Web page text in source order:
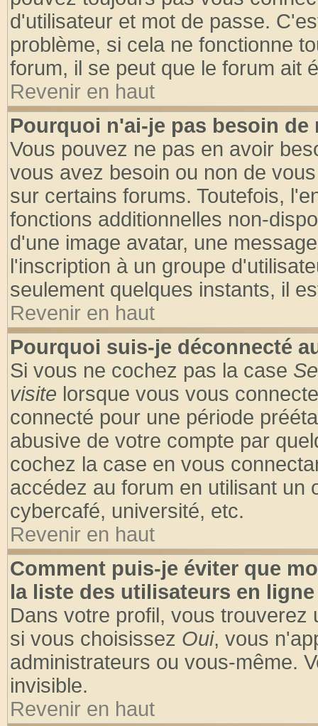
d'utilisateur et mot de passe.
problème, si cela ne fonctionne
forum, il se peut que le forum ait
Revenir en haut
Pourquoi n'ai-je pas besoin de
Vous pouvez ne pas en avoir
vous avez besoin ou non de
sur certains forums. Toutefois,
fonctions additionnelles non-
d'une image avatar, une
l'inscription à un groupe
seulement quelques instants, il
Revenir en haut
Pourquoi suis-je déconnecté
Si vous ne cochez pas la case
visite lorsque vous vous
connecté pour une période
abusive de votre compte par
cochez la case en vous
accédez au forum en utilisant un
cybercafé, université, etc.
Revenir en haut
Comment puis-je éviter que
la liste des utilisateurs en
Dans votre profil, vous trouverez
si vous choisissez Oui, vous
administrateurs ou vous-même.
invisible.
Revenir en haut